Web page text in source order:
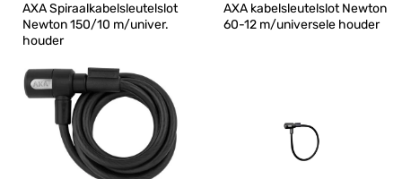
AXA Spiraalkabelsleutelslot
Newton 150/10 m/univer.
houder
AXA kabelsleutelslot Newton
60-12 m/universele houder